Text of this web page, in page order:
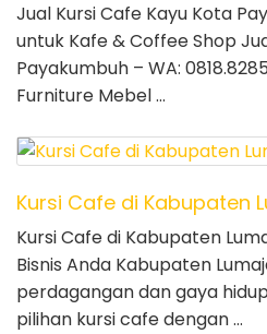
Jual Kursi Cafe Kayu Kota
untuk Kafe & Coffee Shop
Payakumbuh – WA:
Furniture Mebel …
Kursi Cafe di Kabupaten
Kursi Cafe di Kabupaten
Bisnis Anda Kabupaten
perdagangan dan gaya
pilihan kursi cafe dengan …